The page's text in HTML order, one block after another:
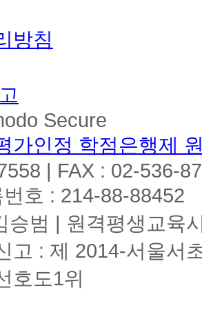
방침
Secure
가인정 학점은행제
| FAX : 02-536-
호 : 214-88-88452
승범 | 원격평생교육
고 : 제 2014-서울서
호도1위